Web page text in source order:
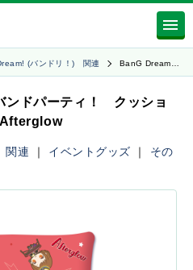
(バンドリ！) 関連 BanG Dream…
ンドパーティ！ クッショ
Afterglow
関連 ｜ イベントグッズ ｜ その